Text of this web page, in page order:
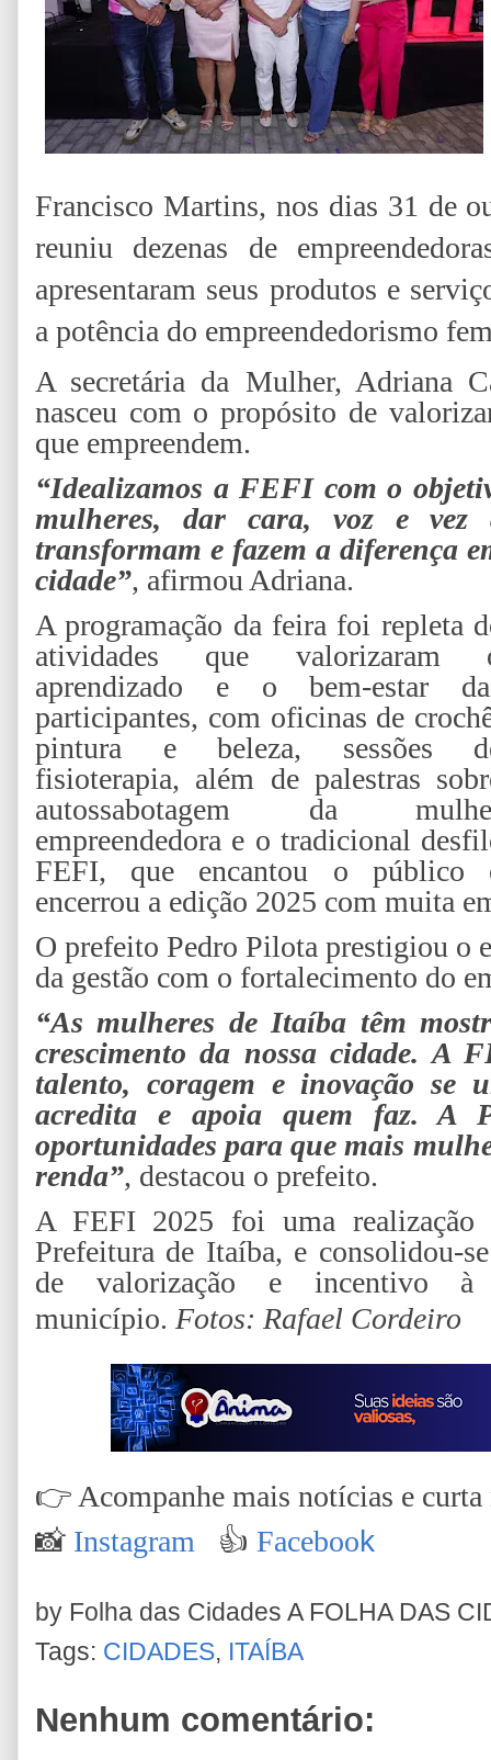
Francisco Martins, nos dias 31 de
reuniu dezenas de
apresentaram seus produtos e
a potência do empreendedorismo
A secretária da Mulher, Adriana
nasceu com o propósito de
que empreendem.
“Idealizamos a FEFI com o
mulheres, dar cara, voz e vez
transformam e fazem a diferença
cidade”, afirmou Adriana.
A programação da feira foi repleta
atividades que valorizaram
aprendizado e o bem-estar
participantes, com oficinas de
pintura e beleza, sessões
fisioterapia, além de palestras
autossabotagem da
empreendedora e o tradicional
FEFI, que encantou o público
encerrou a edição 2025 com muita
O prefeito Pedro Pilota prestigiou o
da gestão com o fortalecimento do
“As mulheres de Itaíba têm
crescimento da nossa cidade. A
talento, coragem e inovação se
acredita e apoia quem faz. A
oportunidades para que mais
renda”, destacou o prefeito.
A FEFI 2025 foi uma realização
Prefeitura de Itaíba, e consolidou-
de valorização e incentivo à
município. Fotos: Rafael Cordeiro
👉 Acompanhe mais notícias e curta
📸 Instagram 👍 Facebook
by Folha das Cidades A FOLHA DAS
Tags: CIDADES, ITAÍBA
Nenhum comentário: